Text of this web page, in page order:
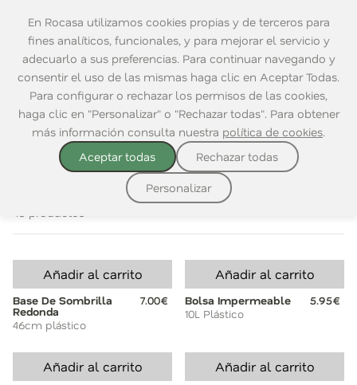
En Rocasa utilizamos cookies propias y de terceros para
fines analíticos, funcionales, y para mejorar el servicio y
adecuarlo a sus preferencias. Para continuar navegando y
consentir el uso de las mismas haga clic en Aceptar Todas.
Para configurar o rechazar los permisos de las cookies,
haga clic en "Personalizar" o "Rechazar todas". Para obtener
más información consulta nuestra política de cookies.
Aceptar todas
Rechazar todas
Personalizar
Home Playa|Todo para la playa
VER TODO TODO PARA LA PLAYA HINCHABLES
Ordenar por:
40 productos
Añadir al carrito
Base De Sombrilla
Redonda
7.00€
46cm plástico
Añadir al carrito
Bolsa Impermeable
5.95€
10L Plástico
Añadir al carrito Añadir al carrito